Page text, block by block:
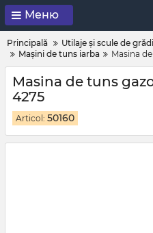
Меню
Principală
Utilaje și scule de
Mașini de tuns iarba
Masina
Masina de tuns
4275
Articol: 50160